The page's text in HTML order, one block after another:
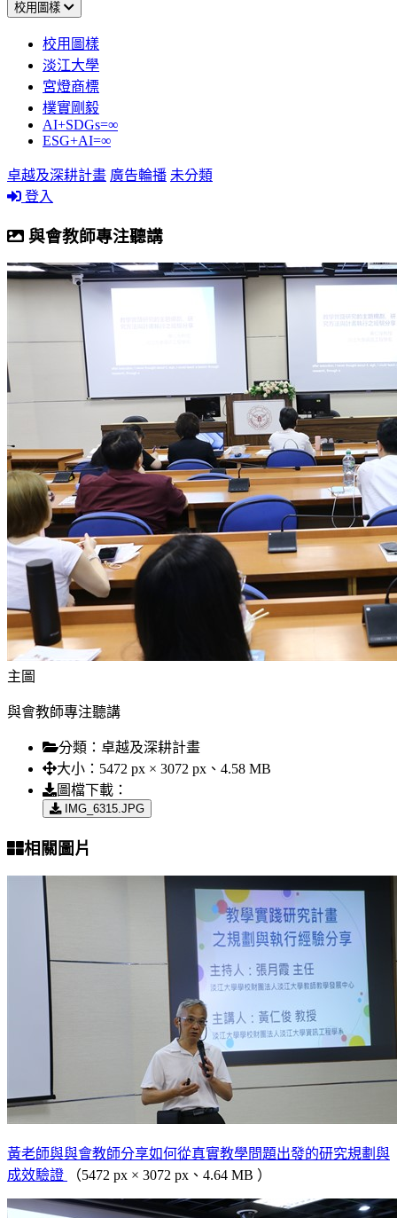
校用圖樣
校用圖樣
淡江大學
宮燈商標
樸實剛毅
AI+SDGs=∞
ESG+AI=∞
卓越及深耕計畫 廣告輪播 未分類
登入
與會教師專注聽講
主圖
與會教師專注聽講
分類： 卓越及深耕計畫
大小： 5472 px × 3072 px、4.58 MB
圖檔下載：
IMG_6315.JPG
相關圖片
黃老師與與會教師分享如何從真實教學問題出發的研究規劃與
成效驗證
（5472 px × 3072 px、4.64 MB ）